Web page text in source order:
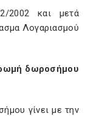
2002 και μετά
Λογαριασμού
δωροσήμου
γίνει με την